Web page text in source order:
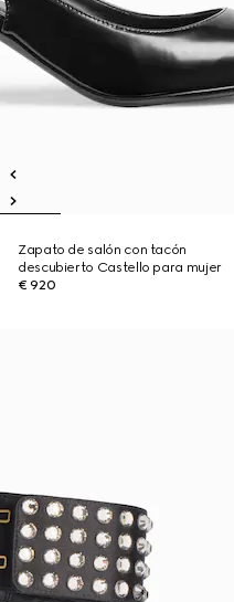
Zapato de salón con tacón
descubierto Castello para mujer
€ 920